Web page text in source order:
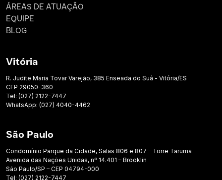
ÁREAS DE ATUAÇÃO
EQUIPE
BLOG
Vitória
R. Judite Maria Tovar Varejão, 385 Enseada do Suá - Vitória/ES
CEP 29050-360
Tel: (027) 2122-7447
WhatsApp: (027) 4040-4462
São Paulo
Condomínio Parque da Cidade, Salas 806 e 807 – Torre Tarumã
Avenida das Nações Unidas, nº 14.401 – Brooklin
São Paulo/SP – CEP 04794-000
Tel: (027) 2122-7447